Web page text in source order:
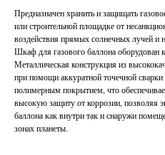
Предназначен хранить и защищать
или строительной площадке от
воздействия прямых солнечных лучей и
Шкаф для газового баллона оборудован
Металлическая конструкция из
при помощи аккуратной точечной
полимерным покрытием, что
высокую защиту от коррозии, позволяя
баллона как внутри так и снаружи
зонах планеты.